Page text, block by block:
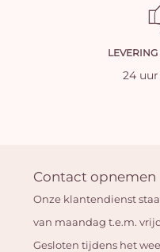
24
Contact opnemen
Onze klantendienst
van maandag t.e.m.
Gesloten tijdens het